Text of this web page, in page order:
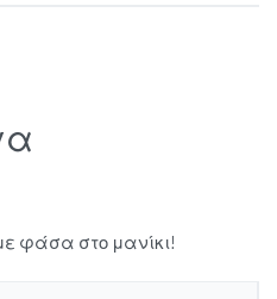
φάσα στο μανίκι!